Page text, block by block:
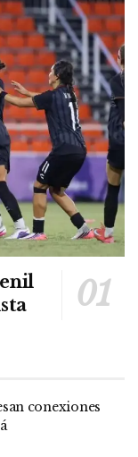
conexiones